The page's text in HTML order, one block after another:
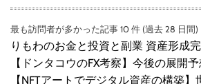
最も訪問者が多かった記事 10 件 (過去 28 日間)
りもわのお金と投資と副業 資産形成
【ドンタコウのFX考察】今後の展開予
【NFTアートでデジタル資産の構築】